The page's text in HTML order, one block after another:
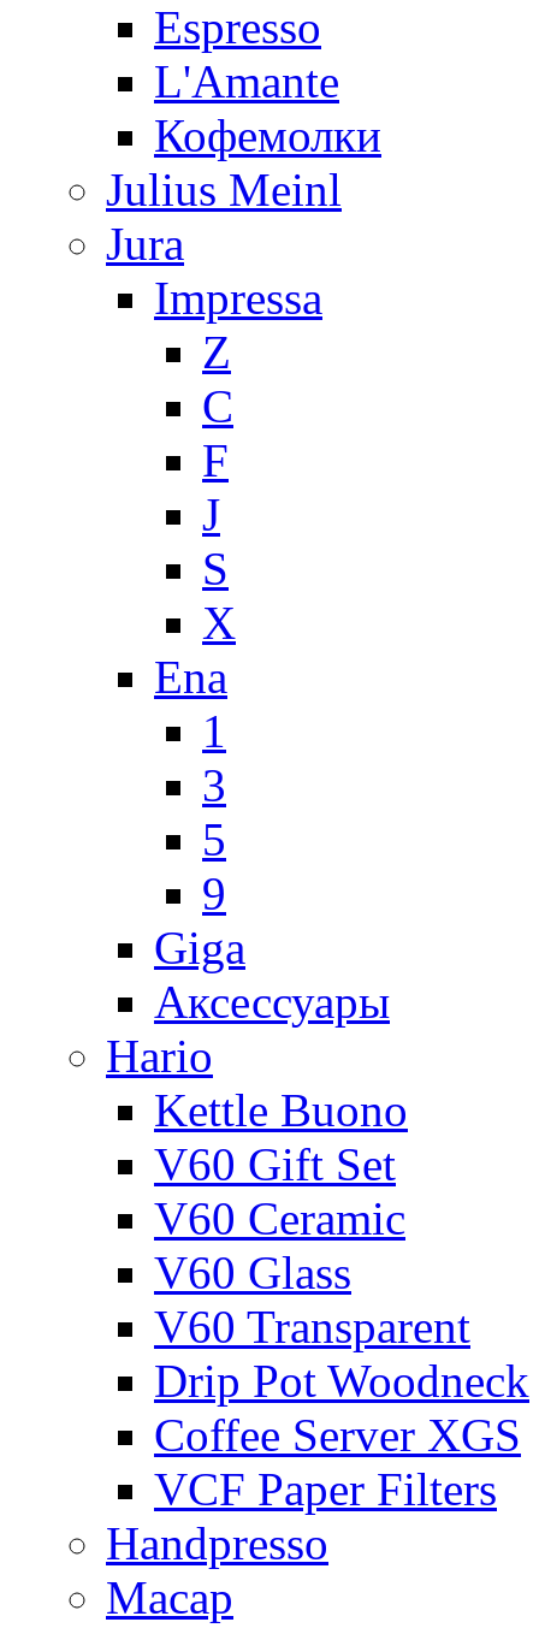
Espresso
L'Amante
Кофемолки
Julius Meinl
Jura
Impressa
Z
C
F
J
S
X
Ena
1
3
5
9
Giga
Аксессуары
Hario
Kettle Buono
V60 Gift Set
V60 Ceramic
V60 Glass
V60 Transparent
Drip Pot Woodneck
Coffee Server XGS
VCF Paper Filters
Handpresso
Macap